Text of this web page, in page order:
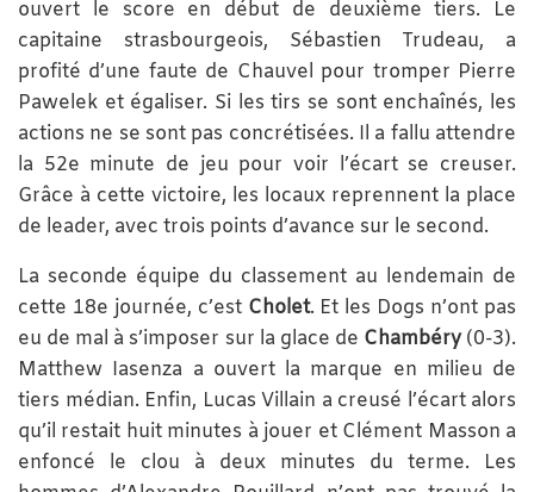
ouvert le score en début de deuxième tiers. Le
capitaine strasbourgeois, Sébastien Trudeau, a
profité d’une faute de Chauvel pour tromper Pierre
Pawelek et égaliser. Si les tirs se sont enchaînés, les
actions ne se sont pas concrétisées. Il a fallu attendre
la 52e minute de jeu pour voir l’écart se creuser.
Grâce à cette victoire, les locaux reprennent la place
de leader, avec trois points d’avance sur le second.
La seconde équipe du classement au lendemain de
cette 18e journée, c’estCholet. Et les Dogs n’ont pas
eu de mal à s’imposer sur la glace de Chambéry(0-3).
Matthew Iasenza a ouvert la marque en milieu de
tiers médian. Enfin, Lucas Villain a creusé l’écart alors
qu’il restait huit minutes à jouer et Clément Masson a
enfoncé le clou à deux minutes du terme. Les